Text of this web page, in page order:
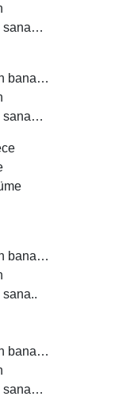
sana…
bana…
sana…
bana…
bana…
sana…